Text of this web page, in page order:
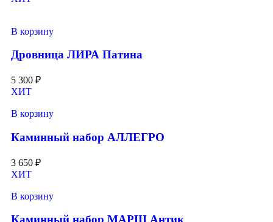
В корзину
Дровница ЛИРА Патина
5 300 ₽
ХИТ
В корзину
Каминный набор АЛЛЕГРО
3 650 ₽
ХИТ
В корзину
Каминный набор МАРШ Антик